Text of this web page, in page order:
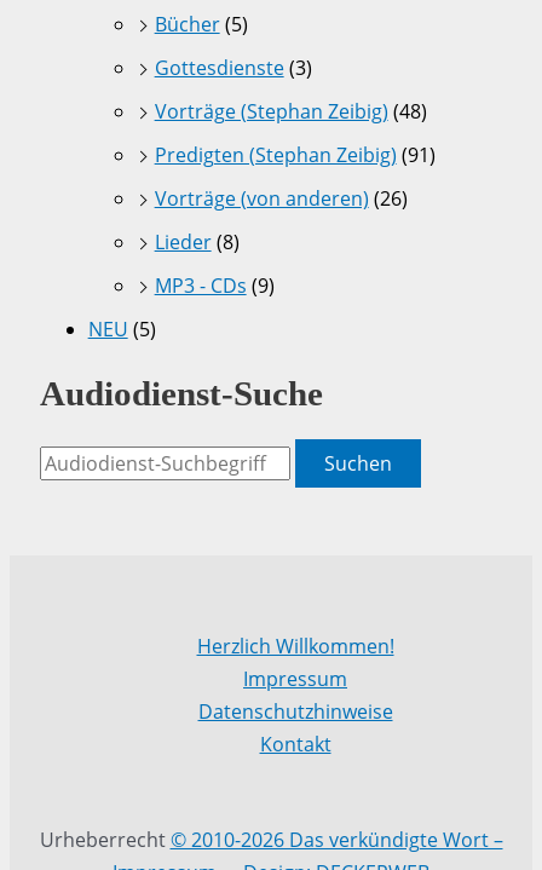
Bücher(5)
Gottesdienste(3)
Vorträge (Stephan Zeibig) (48)
Predigten (Stephan Zeibig) (91)
Vorträge (von anderen) (26)
Lieder(8)
MP3 - CDs (9)
NEU (5)
Audiodienst-Suche
Suchen
Herzlich Willkommen!
Impressum
Datenschutzhinweise
Kontakt
Urheberrecht© 2010-2026 Das verkündigte Wort –